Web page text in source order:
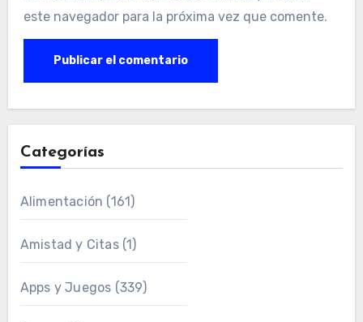
este navegador para la próxima vez que comente.
Categorías
Alimentación (161)
Amistad y Citas(1)
Apps y Juegos (339)